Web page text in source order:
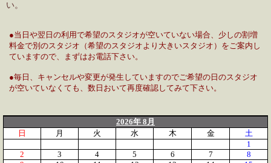
い。
●当日や翌日の利用で希望のスタジオが空いていない場合、少しの割増
料金で別のスタジオ（希望のスタジオより大きいスタジオ）をご案内し
ていますので、まずはお電話下さい。
●毎日、キャンセルや変更が発生していますのでご希望の日のスタジオ
が空いていなくても、数日おいて再度確認してみて下さい。
2026年 8月
日
月 火 水 木 金
土
1
2
3 4 5 6 7
8